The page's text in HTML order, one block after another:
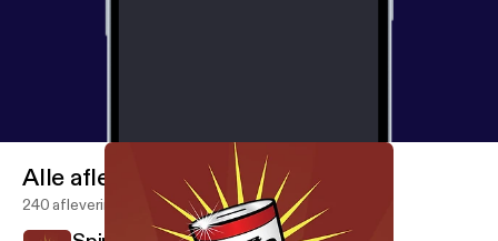
Alle afleveringen
240 afleveringen